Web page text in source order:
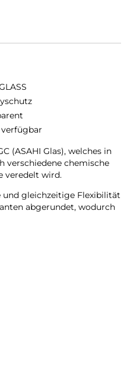
(ASAHI Glas), welches in
verschiedene chemische
veredelt wird.
und gleichzeitige Flexibilität
abgerundet, wodurch